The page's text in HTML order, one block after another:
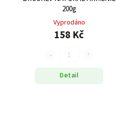
200g
Vyprodáno
158 Kč
Detail